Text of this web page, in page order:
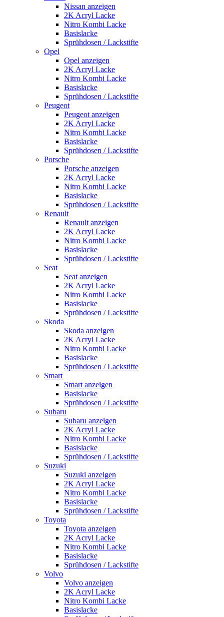
Nissan anzeigen
2K Acryl Lacke
Nitro Kombi Lacke
Basislacke
Sprühdosen / Lackstifte
Opel
Opel anzeigen
2K Acryl Lacke
Nitro Kombi Lacke
Basislacke
Sprühdosen / Lackstifte
Peugeot
Peugeot anzeigen
2K Acryl Lacke
Nitro Kombi Lacke
Basislacke
Sprühdosen / Lackstifte
Porsche
Porsche anzeigen
2K Acryl Lacke
Nitro Kombi Lacke
Basislacke
Sprühdosen / Lackstifte
Renault
Renault anzeigen
2K Acryl Lacke
Nitro Kombi Lacke
Basislacke
Sprühdosen / Lackstifte
Seat
Seat anzeigen
2K Acryl Lacke
Nitro Kombi Lacke
Basislacke
Sprühdosen / Lackstifte
Skoda
Skoda anzeigen
2K Acryl Lacke
Nitro Kombi Lacke
Basislacke
Sprühdosen / Lackstifte
Smart
Smart anzeigen
Basislacke
Sprühdosen / Lackstifte
Subaru
Subaru anzeigen
2K Acryl Lacke
Nitro Kombi Lacke
Basislacke
Sprühdosen / Lackstifte
Suzuki
Suzuki anzeigen
2K Acryl Lacke
Nitro Kombi Lacke
Basislacke
Sprühdosen / Lackstifte
Toyota
Toyota anzeigen
2K Acryl Lacke
Nitro Kombi Lacke
Basislacke
Sprühdosen / Lackstifte
Volvo
Volvo anzeigen
2K Acryl Lacke
Nitro Kombi Lacke
Basislacke